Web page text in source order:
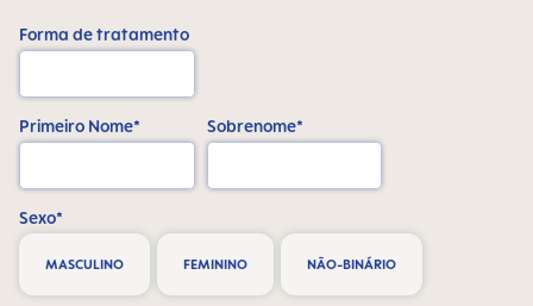
Forma de tratamento
Primeiro Nome* Sobrenome*
Sexo*
MASCULINO FEMININO NÃO-BINÁRIO